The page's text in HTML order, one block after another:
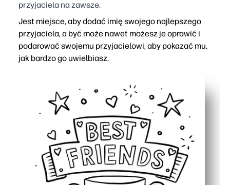
przyjaciela na zawsze.
Jest miejsce, aby dodać imię swojego najlepszego
przyjaciela, a być może nawet możesz je oprawić i
podarować swojemu przyjacielowi, aby pokazać mu,
jak bardzo go uwielbiasz.
Aktywność drukuj i wyjdź - bez przygotowań,
Poprawia pisanie i umiejętności społeczno-
Wszechstronny - do użytku w centrach klasowych,
Tworzy pamiątkę - dzieci kolorują, podpisują i